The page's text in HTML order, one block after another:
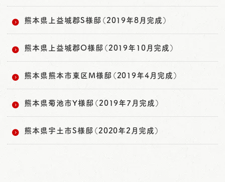
熊本県上益城郡S様邸（2019年8月完成）
熊本県上益城郡O様邸（2019年10月完成）
熊本県熊本市東区M様邸（2019年4月完成）
熊本県菊池市Y様邸（2019年7月完成）
熊本県宇土市S様邸（2020年2月完成）